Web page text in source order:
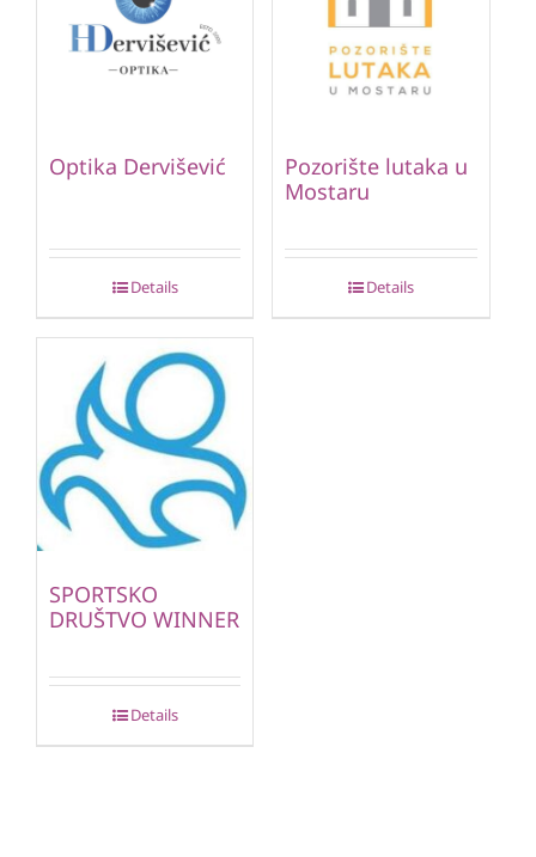
Optika Dervišević
Details
Pozorište lutaka u
Mostaru
Details
SPORTSKO
DRUŠTVO WINNER
Details